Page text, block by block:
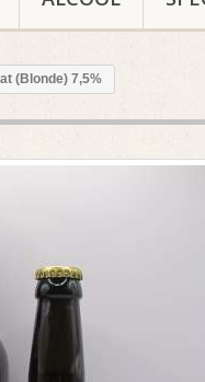
(Blonde) 7,5%